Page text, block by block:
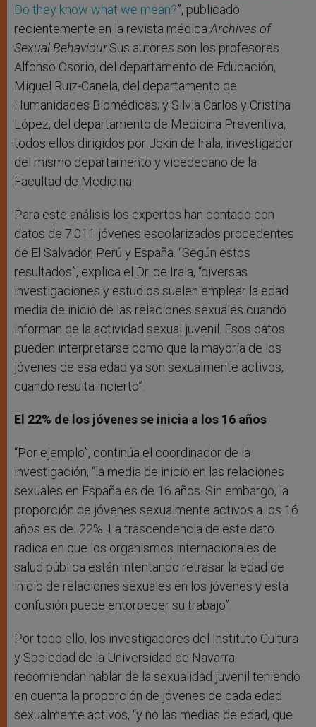
Do they know what we mean?”, publicado
recientemente en la revista médicaArchives of
Sexual Behaviour.Sus autores son los profesores
Alfonso Osorio, del departamento de Educación,
Miguel Ruiz-Canela, del departamento de
Humanidades Biomédicas; y Silvia Carlos y Cristina
López, del departamento de Medicina Preventiva,
todos ellos dirigidos por Jokin de Irala, investigador
del mismo departamento y vicedecano de la
Facultad de Medicina.
Para este análisis los expertos han contado con
datos de 7.011 jóvenes escolarizados procedentes
de El Salvador, Perú y España. “Según estos
resultados”, explica el Dr. de Irala, “diversas
investigaciones y estudios suelen emplear la edad
media de inicio de las relaciones sexuales cuando
informan de la actividad sexual juvenil. Esos datos
pueden interpretarse como que la mayoría de los
jóvenes de esa edad ya son sexualmente activos,
cuando resulta incierto”.
El 22% de los jóvenes se inicia a los 16 años
“Por ejemplo”, continúa el coordinador de la
investigación, “la media de inicio en las relaciones
sexuales en España es de 16 años. Sin embargo, la
proporción de jóvenes sexualmente activos a los 16
años es del 22%. La trascendencia de este dato
radica en que los organismos internacionales de
salud pública están intentando retrasar la edad de
inicio de relaciones sexuales en los jóvenes y esta
confusión puede entorpecer su trabajo”.
Por todo ello, los investigadores del Instituto Cultura
y Sociedad de la Universidad de Navarra
recomiendan hablar de la sexualidad juvenil teniendo
en cuenta la proporción de jóvenes de cada edad
sexualmente activos, “y no las medias de edad, que